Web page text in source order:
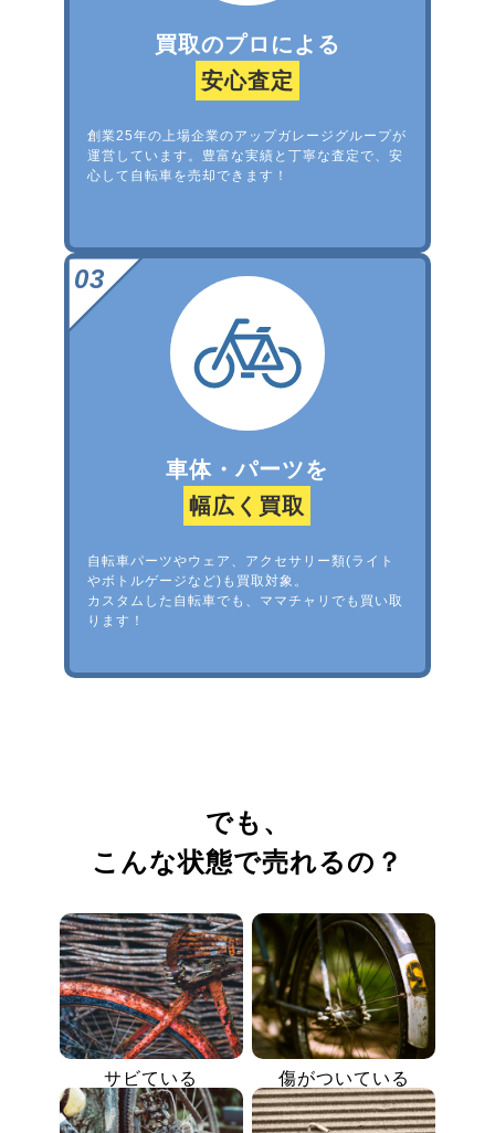
買取のプロによる
安心査定
創業25年の上場企業のアップガレージグループが
運営しています。豊富な実績と丁寧な査定で、安
心して自転車を売却できます！
車体・パーツを
幅広く買取
自転車パーツやウェア、アクセサリー類(ライト
やボトルゲージなど)も買取対象。
カスタムした自転車でも、ママチャリでも買い取
ります！
でも、
こんな状態で売れるの？
サビている 傷がついている